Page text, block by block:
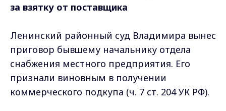
за взятку от поставщика
Ленинский районный суд Владимира вынес
приговор бывшему начальнику отдела
снабжения местного предприятия. Его
признали виновным в получении
коммерческого подкупа (ч. 7 ст. 204 УК РФ).